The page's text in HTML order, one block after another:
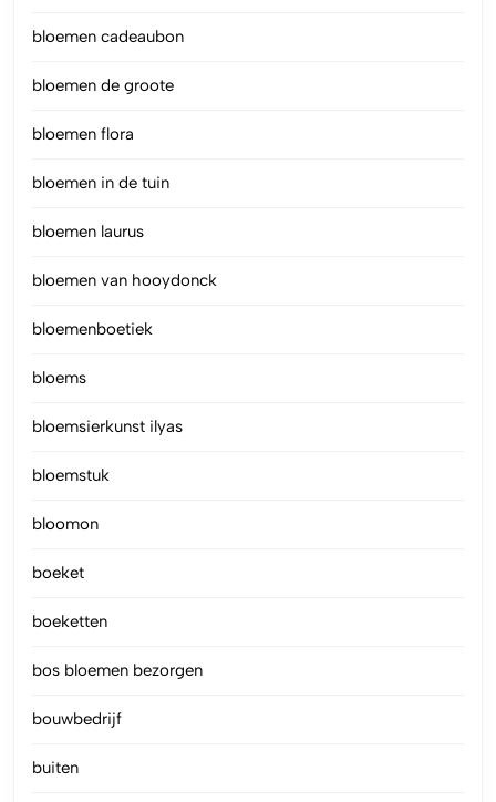
bloemen cadeaubon
bloemen de groote
bloemen flora
bloemen in de tuin
bloemen laurus
bloemen van hooydonck
bloemenboetiek
bloems
bloemsierkunst ilyas
bloemstuk
bloomon
boeket
boeketten
bos bloemen bezorgen
bouwbedrijf
buiten